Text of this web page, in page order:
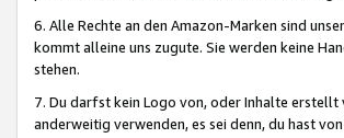
6. Alle Rechte an den Amazon-Marken sind
kommt alleine uns zugute. Sie werden keine
stehen.
7. Du darfst kein Logo von, oder Inhalte erstellt
anderweitig verwenden, es sei denn, du hast